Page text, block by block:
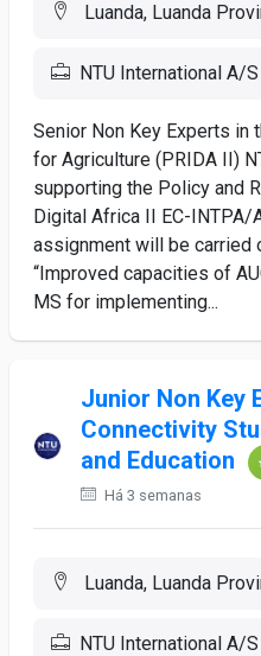
Luanda, Luanda
NTU International A/S
Senior Non Key Experts in
for Agriculture (PRIDA II)
supporting the Policy and
Digital Africa II EC-
assignment will be carried
“Improved capacities of
MS for implementing...
Junior Non Key
Connectivity
and Education
Há 3 semanas
Luanda, Luanda
NTU International A/S